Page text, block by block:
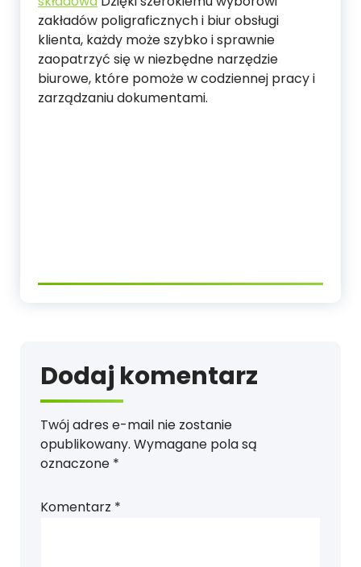
zakładów poligraficznych i biur obsługi
klienta, każdy może szybko i sprawnie
zaopatrzyć się w niezbędne narzędzie
biurowe, które pomoże w codziennej pracy i
zarządzaniu dokumentami.
Dodaj komentarz
Twój adres e-mail nie zostanie
opublikowany. Wymagane pola są
oznaczone *
Komentarz *